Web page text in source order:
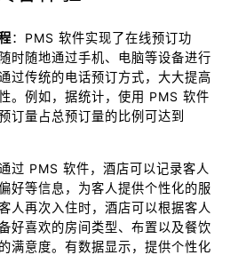
：PMS 软件实现了在线预订功
时随地通过手机、电脑等设备进行
过传统的电话预订方式，大大提高
。例如，据统计，使用 PMS 软件
订量占总预订量的比例可达到
过 PMS 软件，酒店可以记录客人
好等信息，为客人提供个性化的服
人再次入住时，酒店可以根据客人
好喜欢的房间类型、布置以及餐饮
满意度。有数据显示，提供个性化